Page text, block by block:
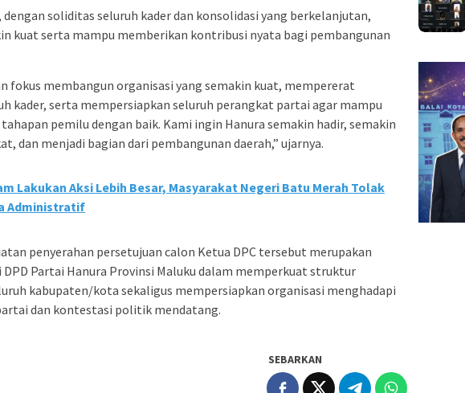
soliditas seluruh kader dan konsolidasi yang berkelanjutan,
kuat serta mampu memberikan kontribusi nyata bagi pembangunan
fokus membangun organisasi yang semakin kuat, mempererat
kader, serta mempersiapkan seluruh perangkat partai agar mampu
pemilu dengan baik. Kami ingin Hanura semakin hadir, semakin
dan menjadi bagian dari pembangunan daerah,” ujarnya.
Lakukan Aksi Lebih Besar, Masyarakat Negeri Batu Merah Tolak
Administratif
penyerahan persetujuan calon Ketua DPC tersebut merupakan
Partai Hanura Provinsi Maluku dalam memperkuat struktur
kabupaten/kota sekaligus mempersiapkan organisasi menghadapi
dan kontestasi politik mendatang.
SEBARKAN